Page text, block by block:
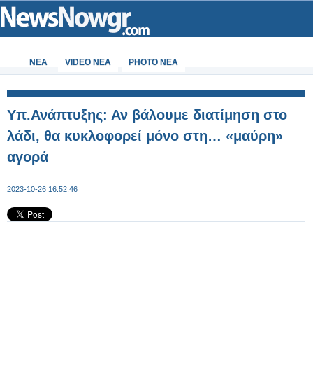
ΝΕΑ VIDEO NEA PHOTO NEA
Υπ.Ανάπτυξης: Αν βάλουμε διατίμηση στο
λάδι, θα κυκλοφορεί μόνο στη… «μαύρη»
αγορά
2023-10-26 16:52:46